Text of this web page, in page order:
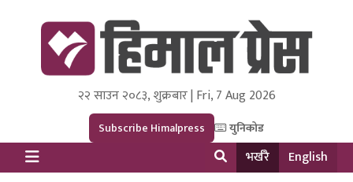
Himal Press
Dot NewsyNepal Media and Research Pvt Ltd.
२२ साउन २०८३, शुक्रबार | Fri, 7 Aug 2026
Subscribe Himalpress युनिकोड
भर्खरै English